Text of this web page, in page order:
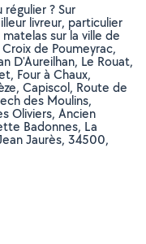
? Sur
livreur, particulier
sur la ville de
de Poumeyrac,
D'Aureilhan, Le Rouat,
Four à Chaux,
Capiscol, Route de
des Moulins,
Oliviers, Ancien
Badonnes, La
Jaurès, 34500,